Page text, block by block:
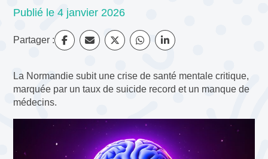
Publié le 4 janvier 2026
Partager :
La Normandie subit une crise de santé mentale critique,
marquée par un taux de suicide record et un manque de
médecins.